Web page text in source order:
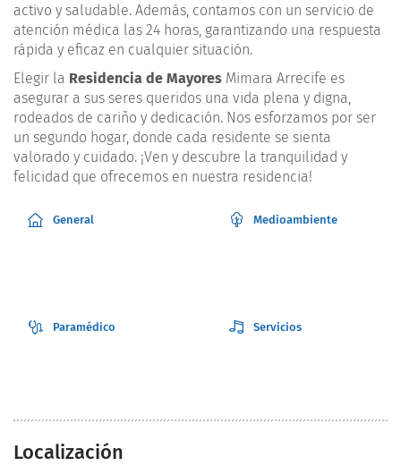
activo y saludable. Además, contamos con un servicio de
atención médica las 24 horas, garantizando una respuesta
rápida y eficaz en cualquier situación.
Elegir la Residencia de Mayores Mimara Arrecife es
asegurar a sus seres queridos una vida plena y digna,
rodeados de cariño y dedicación. Nos esforzamos por ser
un segundo hogar, donde cada residente se sienta
valorado y cuidado. ¡Ven y descubre la tranquilidad y
felicidad que ofrecemos en nuestra residencia!
General Medioambiente
Paramédico Servicios
Localización